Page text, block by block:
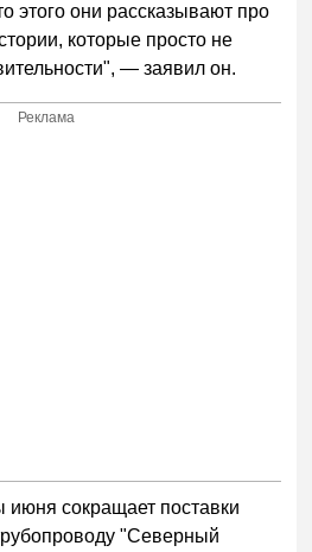
этого они рассказывают про
которые просто не
— заявил он.
Реклама
июня сокращает поставки
"Северный